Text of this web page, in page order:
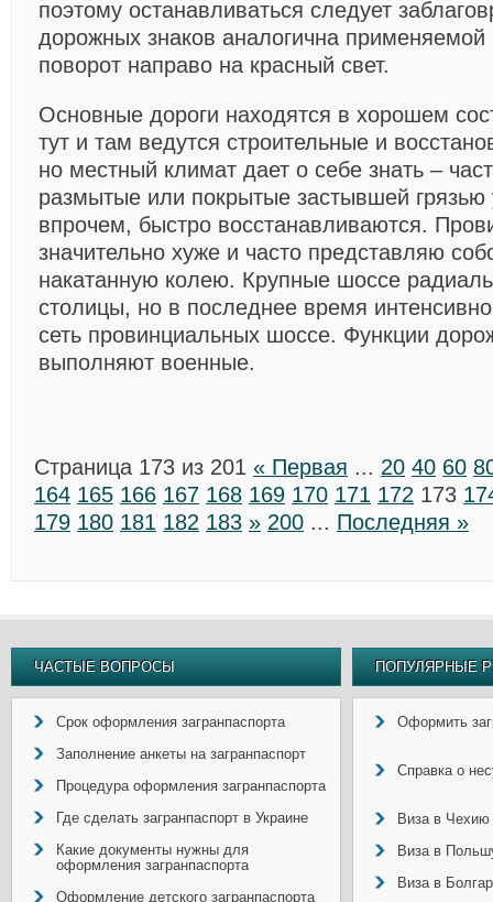
поэтому останавливаться следует
дорожных знаков аналогична
поворот направо на красный свет.
Основные дороги находятся в хорошем
тут и там ведутся строительные и
но местный климат дает о себе знать –
размытые или покрытые застывшей грязью
впрочем, быстро восстанавливаются.
значительно хуже и часто представляю
накатанную колею. Крупные шоссе
столицы, но в последнее время
сеть провинциальных шоссе. Функции
выполняют военные.
Страница 173 из 201 « Первая ... 20 40 60
164 165 166 167 168 169 170 171 172 173
179 180 181 182 183 » 200 ... Последняя »
ЧАСТЫЕ ВОПРОСЫ
Срок оформления загранпаспорта
Заполнение анкеты на загранпаспорт
Процедура оформления загранпаспорта
Где сделать загранпаспорт в Украине
Какие документы нужны для
оформления загранпаспорта
Оформление детского загранпаспорта
ПОПУЛЯРНЫЕ
Оформить
Справка о
Виза в Чехию
Виза в
Виза в